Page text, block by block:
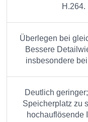
H.264.
Überlegen bei
Bessere
insbesondere
Deutlich
Speicherplatz zu
hochauflösende